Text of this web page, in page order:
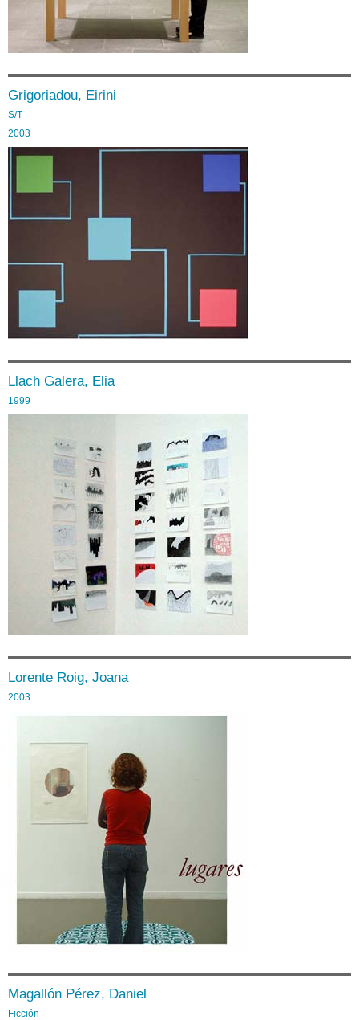
Grigoriadou, Eirini
S/T
2003
Llach Galera, Elia
1999
Lorente Roig, Joana
2003
Magallón Pérez, Daniel
Ficción